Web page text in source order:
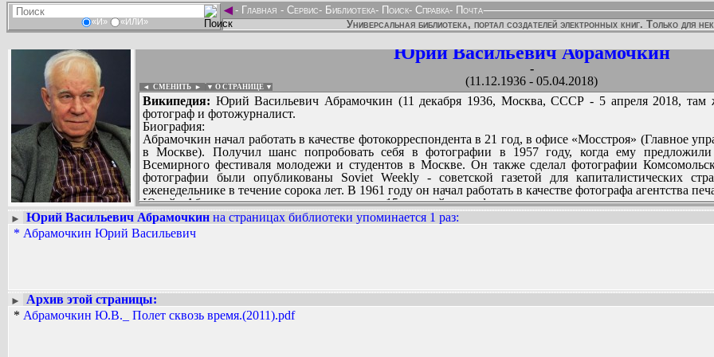
«И» «ИЛИ»
◄- Главная - Сервис- Библиотека- Поиск- Справка- Почта
Универсальная библиотека, портал создателей электронных книг. Только для
Юрий Васильевич Абрамочкин
-
(11.12.1936 - 05.04.2018)
◄ СМЕНИТЬ ► ▼ О СТРАНИЦЕ ▼
Википедия: Юрий Васильевич Абрамочкин (11 декабря 1936, Москва, СССР - 5 апреля 2018, там
фотограф и фотожурналист.
Биография:
Абрамочкин начал работать в качестве фотокорреспондента в 21 год, в офисе «Мосстроя» (Главное
в Москве). Получил шанс попробовать себя в фотографии в 1957 году, когда ему предложили
Всемирного фестиваля молодежи и студентов в Москве. Он также сделал фотографии
фотографии были опубликованы Soviet Weekly - советской газетой для капиталистических
еженедельнике в течение сорока лет. В 1961 году он начал работать в качестве фотографа агентства
Юрий Абрамочкин является одним из 15 российских фотожурналистов, включенных в
опубликованную St. James Press в 1995 году.
Абрамочкин работал с советскими и мировыми лидерами, политиками и знаменитостями, среди
Леонида Брежнева, Михаила Горбачева, Бориса Ельцина, патриарха Пимена, Шарля де Голля,
Вадим Ершов...
...
► Юрий Васильевич Абрамочкин на страницах библиотеки упоминается 1 раз:
* Абрамочкин Юрий Васильевич
►
Архив этой страницы:
* Абрамочкин Ю.В._ Полет сквозь время.(2011).pdf